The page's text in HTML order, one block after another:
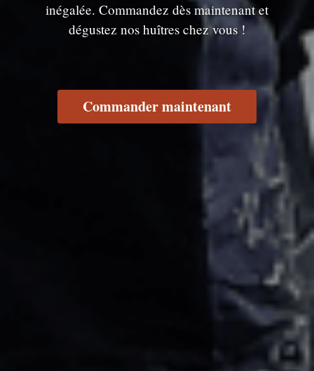
inégalée. Commandez dès maintenant et
dégustez nos huîtres chez vous !
Commander maintenant